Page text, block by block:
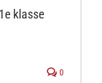
klasse
0